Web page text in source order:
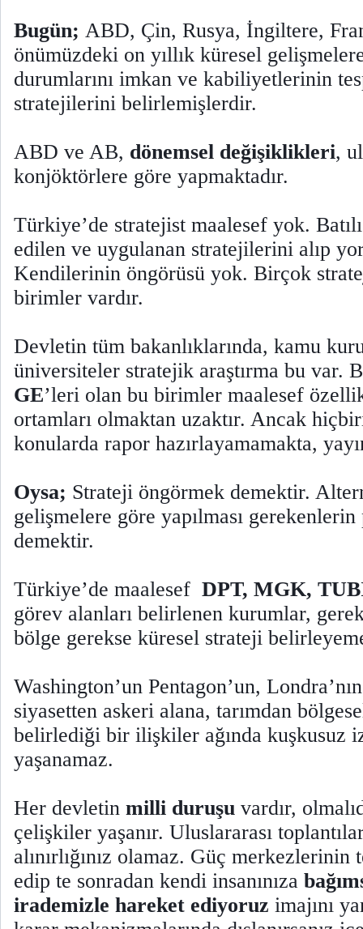
Bugün; ABD, Çin, Rusya, İngiltere,
önümüzdeki on yıllık küresel
durumlarını imkan ve kabiliyetlerinin
stratejilerini belirlemişlerdir.
ABD ve AB, dönemsel değişiklikleri,
konjöktörlere göre yapmaktadır.
Türkiye’de stratejist maalesef yok.
edilen ve uygulanan stratejilerini alıp
Kendilerinin öngörüsü yok. Birçok
birimler vardır.
Devletin tüm bakanlıklarında, kamu
üniversiteler stratejik araştırma bu var.
GE’leri olan bu birimler maalesef
ortamları olmaktan uzaktır. Ancak
konularda rapor hazırlayamamakta,
Oysa; Strateji öngörmek demektir.
gelişmelere göre yapılması gerekenlerin
demektir.
Türkiye’de maalesef DPT, MGK,
görev alanları belirlenen kurumlar,
bölge gerekse küresel strateji
Washington’un Pentagon’un,
siyasetten askeri alana, tarımdan
belirlediği bir ilişkiler ağında kuşkusuz
yaşanamaz.
Her devletin milli duruşu vardır,
çelişkiler yaşanır. Uluslararası
alınırlığınız olamaz. Güç
edip te sonradan kendi insanınıza
irademizle hareket ediyoruz imajını